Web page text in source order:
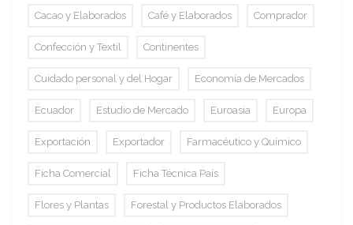
Cacao y Elaborados Café y Elaborados Comprador
Confección y Textil Continentes
Cuidado personal y del Hogar Economía de Mercados
Ecuador Estudio de Mercado Euroasia Europa
Exportación Exportador Farmacéutico y Químico
Ficha Comercial Ficha Técnica País
Flores y Plantas Forestal y Productos Elaborados